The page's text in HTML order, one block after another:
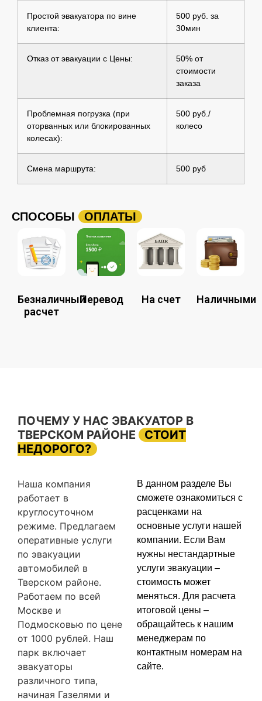
Простой эвакуатора по вине
клиента:
500 руб. за
30мин
Отказ от эвакуации с Цены:
50% от
стоимости
заказа
Проблемная погрузка (при
оторванных или блокированных
колесах):
500 руб./
колесо
Смена маршрута: 500 руб
СПОСОБЫ ОПЛАТЫ
Безналичный
расчет
Перевод На счет Наличными
ПОЧЕМУ У НАС ЭВАКУАТОР В
ТВЕРСКОМ РАЙОНЕ
СТОИТ
НЕДОРОГО?
Наша компания
работает в
круглосуточном
режиме. Предлагаем
оперативные услуги
по эвакуации
автомобилей в
Тверском районе.
Работаем по всей
Москве и
Подмосковью по цене
от 1000 рублей. Наш
парк включает
эвакуаторы
различного типа,
начиная Газелями и
В данном разделе Вы
сможете ознакомиться с
расценками на
основные услуги нашей
компании. Если Вам
нужны нестандартные
услуги эвакуации –
стоимость может
меняться. Для расчета
итоговой цены –
обращайтесь к нашим
менеджерам по
контактным номерам на
сайте.